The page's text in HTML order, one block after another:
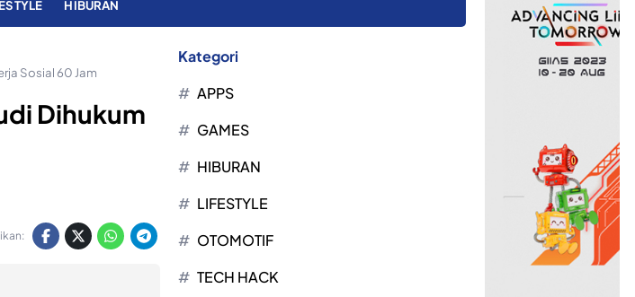
HIBURAN
Sosial 60 Jam
Dihukum
Kategori
APPS
GAMES
HIBURAN
LIFESTYLE
OTOMOTIF
TECH HACK